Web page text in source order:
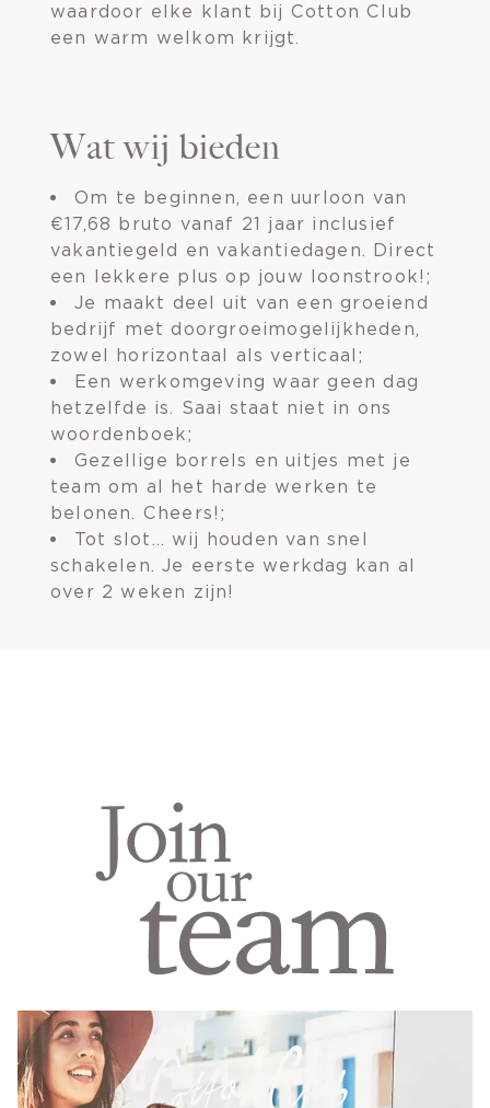
waardoor elke klant bij Cotton Club
een warm welkom krijgt.
Wat wij bieden
Om te beginnen, een uurloon van
€17,68 bruto vanaf 21 jaar inclusief
vakantiegeld en vakantiedagen. Direct
een lekkere plus op jouw loonstrook!;
Je maakt deel uit van een groeiend
bedrijf met doorgroeimogelijkheden,
zowel horizontaal als verticaal;
Een werkomgeving waar geen dag
hetzelfde is. Saai staat niet in ons
woordenboek;
Gezellige borrels en uitjes met je
team om al het harde werken te
belonen. Cheers!;
Tot slot… wij houden van snel
schakelen. Je eerste werkdag kan al
over 2 weken zijn!